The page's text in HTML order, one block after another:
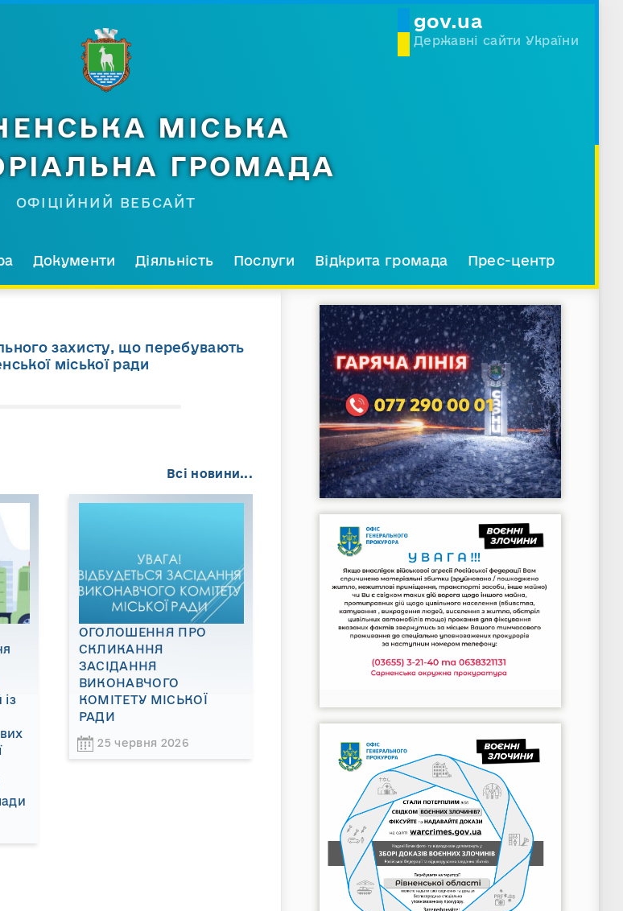
gov.ua
Державні сайти України
МІСЬКА
ГРОМАДА
ОФІЦІЙНИЙ ВЕБСАЙТ
Документи Діяльність Послуги Відкрита громада Прес-центр
захисту, що перебувають
міської ради
Всі новини...
ОГОЛОШЕННЯ ПРО
СКЛИКАННЯ
ЗАСІДАННЯ
ВИКОНАВЧОГО
КОМІТЕТУ МІСЬКОЇ
РАДИ
25 червня 2026